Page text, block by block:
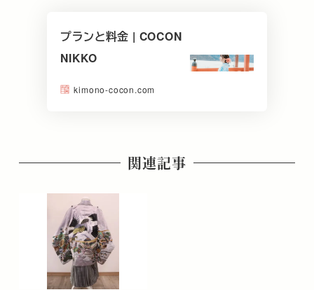
プランと料金 | COCON
NIKKO
kimono-cocon.com
関連記事